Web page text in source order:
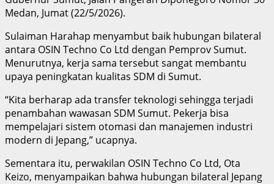
Medan, Jumat (22/5/2026).
Sulaiman Harahap menyambut baik hubungan bilateral
antara OSIN Techno Co Ltd dengan Pemprov Sumut.
Menurutnya, kerja sama tersebut sangat membantu
upaya peningkatan kualitas SDM di Sumut.
“Kita berharap ada transfer teknologi sehingga terjadi
penambahan wawasan SDM Sumut. Pekerja bisa
mempelajari sistem otomasi dan manajemen industri
modern di Jepang,” ucapnya.
Sementara itu, perwakilan OSIN Techno Co Ltd, Ota
Keizo, menyampaikan bahwa hubungan bilateral Jepang